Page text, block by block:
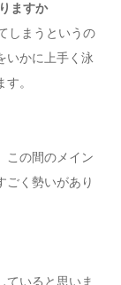
ますか
しまうというの
いかに上手く泳
。
この間のメイン
ごく勢いがあり
ていると思いま